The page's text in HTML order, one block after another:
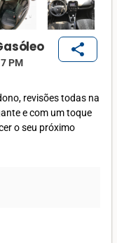
PM
share
revisões todas na
e com um toque
o seu próximo